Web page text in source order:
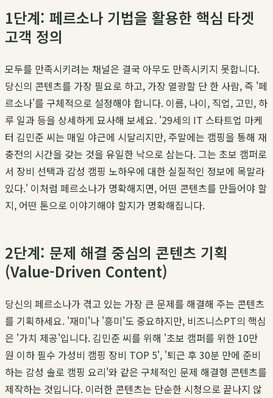
1단계: 페르소나 기법을 활용한 핵심 타겟
고객 정의
모두를 만족시키려는 채널은 결국 아무도 만족시키지 못합니다.
당신의 콘텐츠를 가장 필요로 하고, 가장 열광할 단 한 사람, 즉 '페
르소나'를 구체적으로 설정해야 합니다. 이름, 나이, 직업, 고민, 하
루 일과 등을 상세하게 묘사해 보세요. '29세의 IT 스타트업 마케
터 김민준 씨는 매일 야근에 시달리지만, 주말에는 캠핑을 통해 재
충전의 시간을 갖는 것을 유일한 낙으로 삼는다. 그는 초보 캠퍼로
서 장비 선택과 감성 캠핑 노하우에 대한 실질적인 정보에 목말라
있다.' 이처럼 페르소나가 명확해지면, 어떤 콘텐츠를 만들어야 할
지, 어떤 톤으로 이야기해야 할지가 명확해집니다.
2단계: 문제 해결 중심의 콘텐츠 기획
(Value-Driven Content)
당신의 페르소나가 겪고 있는 가장 큰 문제를 해결해 주는 콘텐츠
를 기획하세요. '재미'나 '흥미'도 중요하지만, 비즈니스PT의 핵심
은 '가치 제공'입니다. 김민준 씨를 위해 '초보 캠퍼를 위한 10만
원 이하 필수 가성비 캠핑 장비 TOP 5', '퇴근 후 30분 만에 준비
하는 감성 솔로 캠핑 요리'와 같은 구체적인 문제 해결형 콘텐츠를
제작하는 것입니다. 이러한 콘텐츠는 단순한 시청으로 끝나지 않